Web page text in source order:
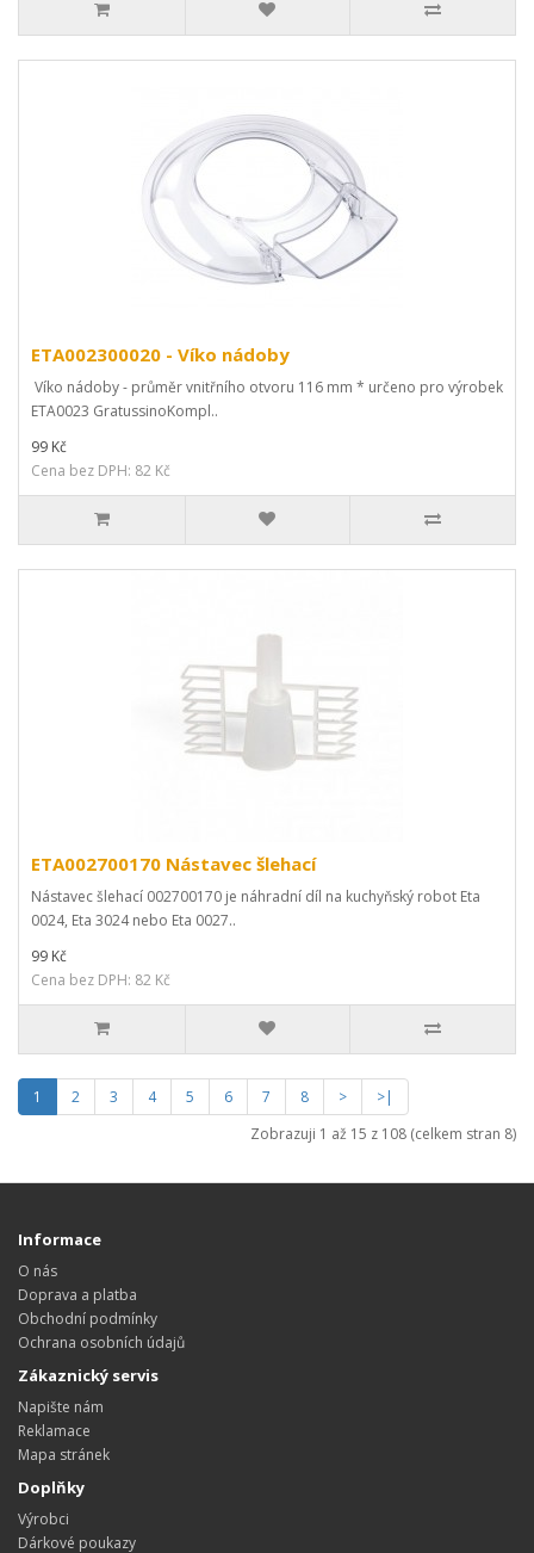
ETA002300020 - Víko nádoby
Víko nádoby - průměr vnitřního otvoru 116 mm * určeno pro výrobek
ETA0023 GratussinoKompl..
99 Kč
Cena bez DPH: 82 Kč
ETA002700170 Nástavec šlehací
Nástavec šlehací 002700170 je náhradní díl na kuchyňský robot Eta
0024, Eta 3024 nebo Eta 0027..
99 Kč
Cena bez DPH: 82 Kč
1 2 3 4 5 6 7 8 >
>|
Zobrazuji 1 až 15 z 108 (celkem stran 8)
Informace
O nás
Doprava a platba
Obchodní podmínky
Ochrana osobních údajů
Zákaznický servis
Napište nám
Reklamace
Mapa stránek
Doplňky
Výrobci
Dárkové poukazy